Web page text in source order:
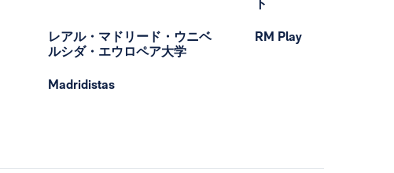
レアル・マドリード・ウニベ
ルシダ・エウロペア大学
Madridistas
ト
RM Play